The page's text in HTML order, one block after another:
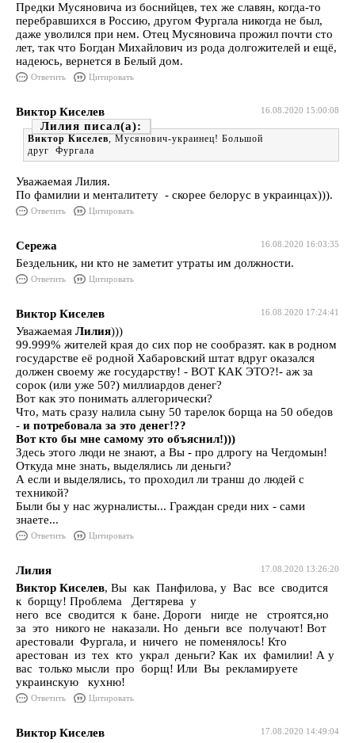
Предки Мусяновича из боснийцев, тех же славян, когда-то
перебравшихся в Россию, другом Фургала никогда не был,
даже уволился при нем. Отец Мусяновича прожил почти сто
лет, так что Богдан Михайлович из рода долгожителей и ещё,
надеюсь, вернется в Белый дом.
Ответить Цитировать
16.08.2020 15:00:08
Виктор Киселев
Лилия
Виктор Киселев, Мусянович-украинец! Большой
друг Фургала
Уважаемая Лилия.
По фамилии и менталитету - скорее белорус в украинцах))).
Ответить Цитировать
16.08.2020 16:03:35
Сережа
Бездельник, ни кто не заметит утраты им должности.
Ответить Цитировать
16.08.2020 17:24:41
Виктор Киселев
Уважаемая Лилия)))
99.999% жителей края до сих пор не сообразят. как в родном
государстве её родной Хабаровский штат вдруг оказался
должен своему же государству! - ВОТ КАК ЭТО?!- аж за
сорок (или уже 50?) миллиардов денег?
Вот как это понимать аллегорически?
Что, мать сразу налила сыну 50 тарелок борща на 50 обедов
- и потребовала за это денег!??
Вот кто бы мне самому это объяснил!)))
Здесь этого люди не знают, а Вы - про длрогу на Чегдомын!
Откуда мне знать, выделялись ли деньги?
А если и выделялись, то проходил ли транш до людей с
техникой?
Были бы у нас журналисты... Граждан среди них - сами
знаете...
Ответить Цитировать
17.08.2020 13:26:20
Лилия
Виктор Киселев, Вы как Панфилова, у Вас все сводится
к борщу! Проблема Дегтярева у
него все сводится к бане. Дороги нигде не строятся,но
за это никого не наказали. Но деньги все получают! Вот
арестовали Фургала, и ничего не поменялось! Кто
арестован из тех кто украл деньги? Как их фамилии! А у
вас только мысли про борщ! Или Вы рекламируете
украинскую кухню!
Ответить Цитировать
17.08.2020 14:49:04
Виктор Киселев